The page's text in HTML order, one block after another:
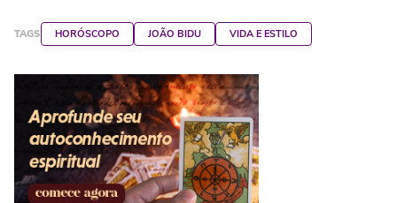
TAGS HORÓSCOPO JOÃO BIDU VIDA E ESTILO